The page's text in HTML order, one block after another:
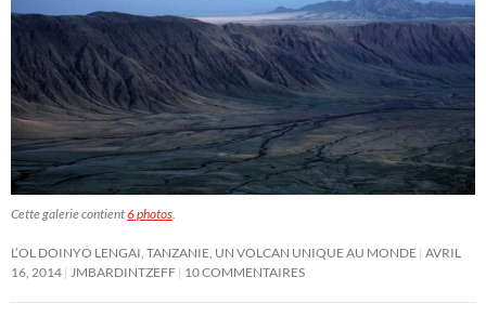
Cette galerie contient6 photos
L’OL DOINYO LENGAI, TANZANIE, UN VOLCAN UNIQUE AU MONDE AVRIL
16, 2014
JMBARDINTZEFF 10 COMMENTAIRES